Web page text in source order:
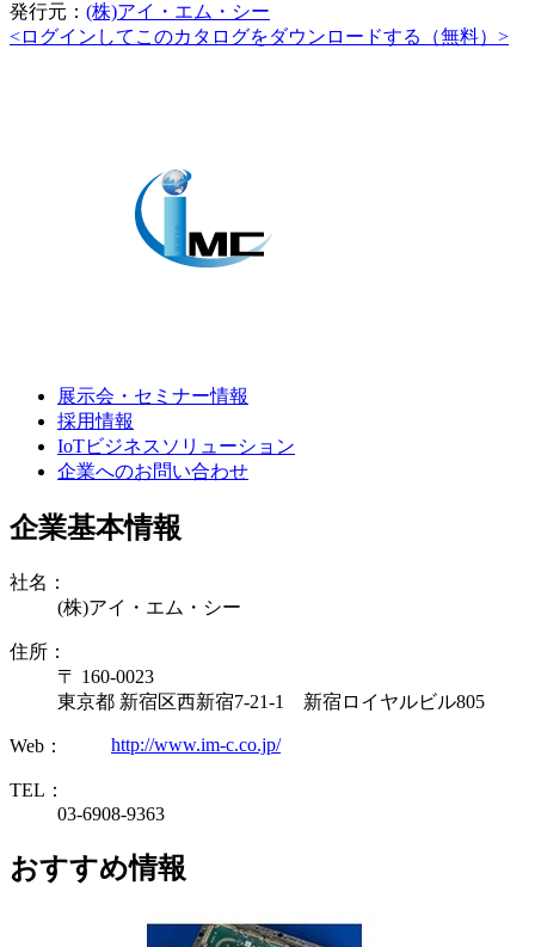
発行元： (株)アイ・エム・シー
<ログインしてこのカタログをダウンロードする（無料）>
展示会・セミナー情報
採用情報
IoTビジネスソリューション
企業へのお問い合わせ
企業基本情報
社名：
(株)アイ・エム・シー
住所：
〒 160-0023
東京都 新宿区西新宿7-21-1 新宿ロイヤルビル805
Web： http://www.im-c.co.jp/
TEL：
03-6908-9363
おすすめ情報